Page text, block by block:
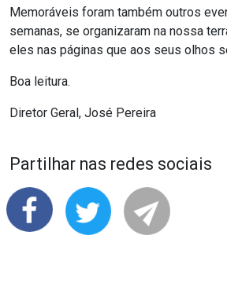
Memoráveis foram também outros
semanas, se organizaram na nossa
eles nas páginas que aos seus olhos
Boa leitura.
Diretor Geral, José Pereira
Partilhar nas redes sociais